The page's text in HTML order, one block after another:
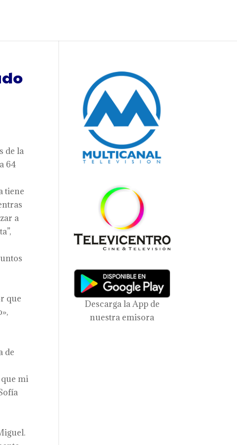
de la
64
tiene
a
que
de
mi
Descarga la App de
nuestra emisora